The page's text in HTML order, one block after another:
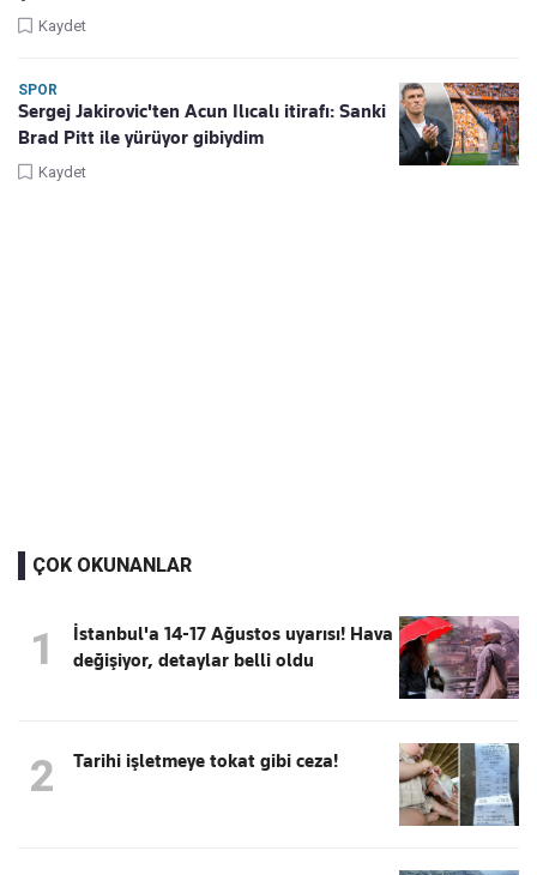
Kaydet
SPOR
Sergej Jakirovic'ten Acun Ilıcalı itirafı: Sanki
Brad Pitt ile yürüyor gibiydim
Kaydet
ÇOK OKUNANLAR
1
İstanbul'a 14-17 Ağustos uyarısı! Hava
değişiyor, detaylar belli oldu
2 Tarihi işletmeye tokat gibi ceza!